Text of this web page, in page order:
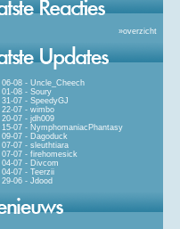
»overzicht
06-08 - Uncle_Cheech
01-08 - Soury
31-07 - SpeedyGJ
22-07 - wimbo
20-07 - jdh009
15-07 - NymphomaniacPhantasy
09-07 - Dagoduck
07-07 - sleuthtiara
07-07 - firehomesick
04-07 - Divcom
04-07 - Teerzii
29-06 - Jdood